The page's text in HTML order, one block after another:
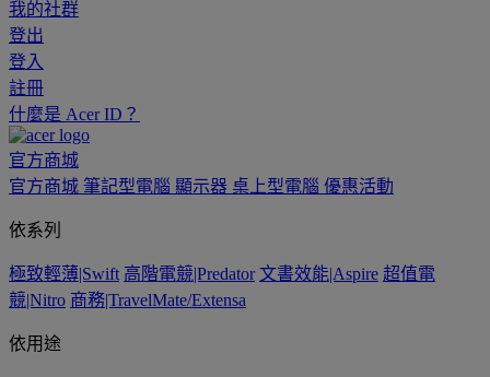
我的社群
登出
登入
註冊
什麼是 Acer ID？
官方商城
官方商城 筆記型電腦 顯示器 桌上型電腦 優惠活動
依系列
極致輕薄|Swift 高階電競|Predator 文書效能|Aspire 超值電
競|Nitro 商務|TravelMate/Extensa
依用途